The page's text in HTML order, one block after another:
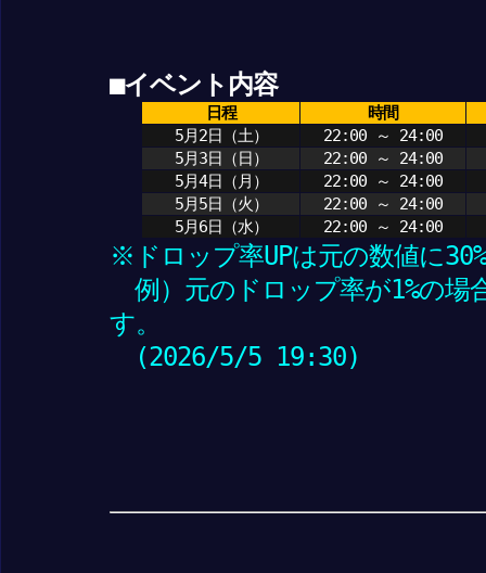
■イベント内容
日程
時間
5月2日（土）
22:00 ～ 24:00
5月3日（日）
22:00 ～ 24:00
5月4日（月）
22:00 ～ 24:00
5月5日（火）
22:00 ～ 24:00
5月6日（水）
22:00 ～ 24:00
※ドロップ率UPは元の数値に
例）元のドロップ率が1%の場
す。
(2026/5/5 19:30)